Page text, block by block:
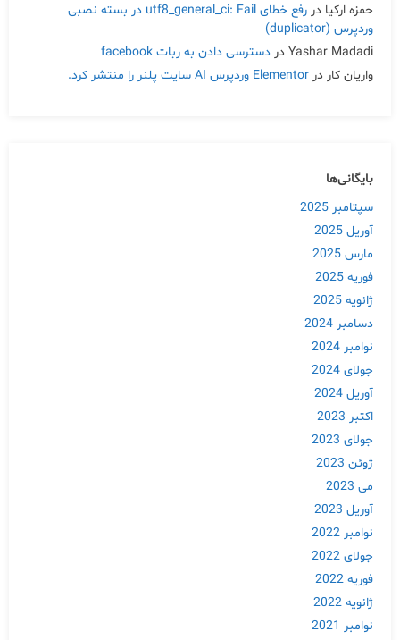
حمزه ارکیا در
رفع خطای utf8_general_ci: Fail در بسته نصبی
وردپرس (duplicator)
Yashar Madadi در دسترسی دادن به ربات facebook
واریان کار در Elementor وردپرس AI سایت پلنر را منتشر کرد.
بایگانی‌ها
سپتامبر 2025
آوریل 2025
مارس 2025
فوریه 2025
ژانویه 2025
دسامبر 2024
نوامبر 2024
جولای 2024
آوریل 2024
اکتبر 2023
جولای 2023
ژوئن 2023
می 2023
آوریل 2023
نوامبر 2022
جولای 2022
فوریه 2022
ژانویه 2022
نوامبر 2021